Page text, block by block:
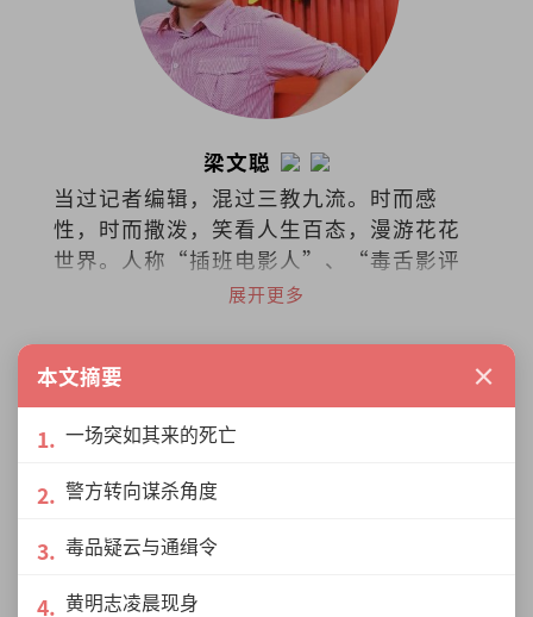
梁文聪
当过记者编辑，混过三教九流。时而感
性，时而撒泼，笑看人生百态，漫游花花
世界。人称“插班电影人”、“毒舌影评
展开更多
本文摘要 ×
一场突如其来的死亡
警方转向谋杀角度
毒品疑云与通缉令
黄明志凌晨现身